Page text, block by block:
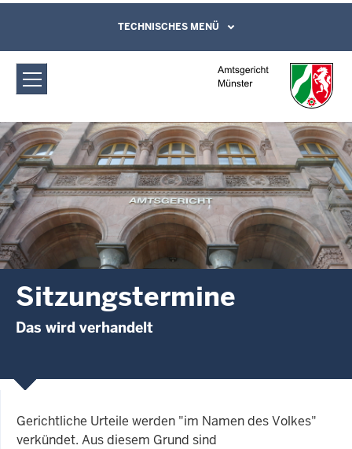
Amtsgericht Münster: Sitzungstermine
Direkt zum Inhalt
Leichte Sprache, Gebärdensprachenvideo
und Kontaktformular
TECHNISCHES MENÜ
Sitzungstermine
Das wird verhandelt
Gerichtliche Urteile werden "im Namen des Volkes"
verkündet. Aus diesem Grund sind